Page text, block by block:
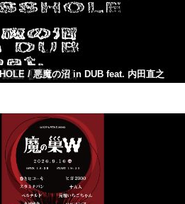
/ 悪魔の沼 in DUB feat. 内田直之